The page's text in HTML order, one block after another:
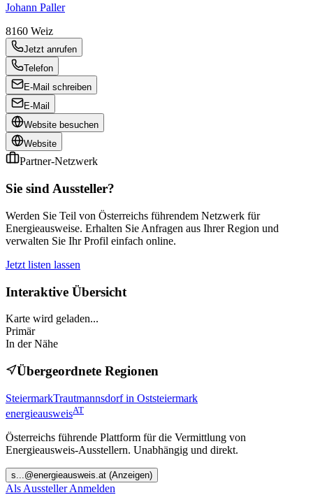
Johann Paller
8160 Weiz
Jetzt anrufen
Telefon
E-Mail schreiben
E-Mail
Website besuchen
Website
Partner-Netzwerk
Sie sind Aussteller?
Werden Sie Teil von Österreichs führendem Netzwerk für
Energieausweise. Erhalten Sie Anfragen aus Ihrer Region und
verwalten Sie Ihr Profil einfach online.
Jetzt listen lassen
Interaktive Übersicht
Karte wird geladen...
Primär
In der Nähe
Übergeordnete Regionen
SteiermarkTrautmannsdorf in Oststeiermark
energieausweisAT
Österreichs führende Plattform für die Vermittlung von
Energieausweis-Ausstellern. Unabhängig und direkt.
s...@energieausweis.at (Anzeigen)
Als Aussteller Anmelden